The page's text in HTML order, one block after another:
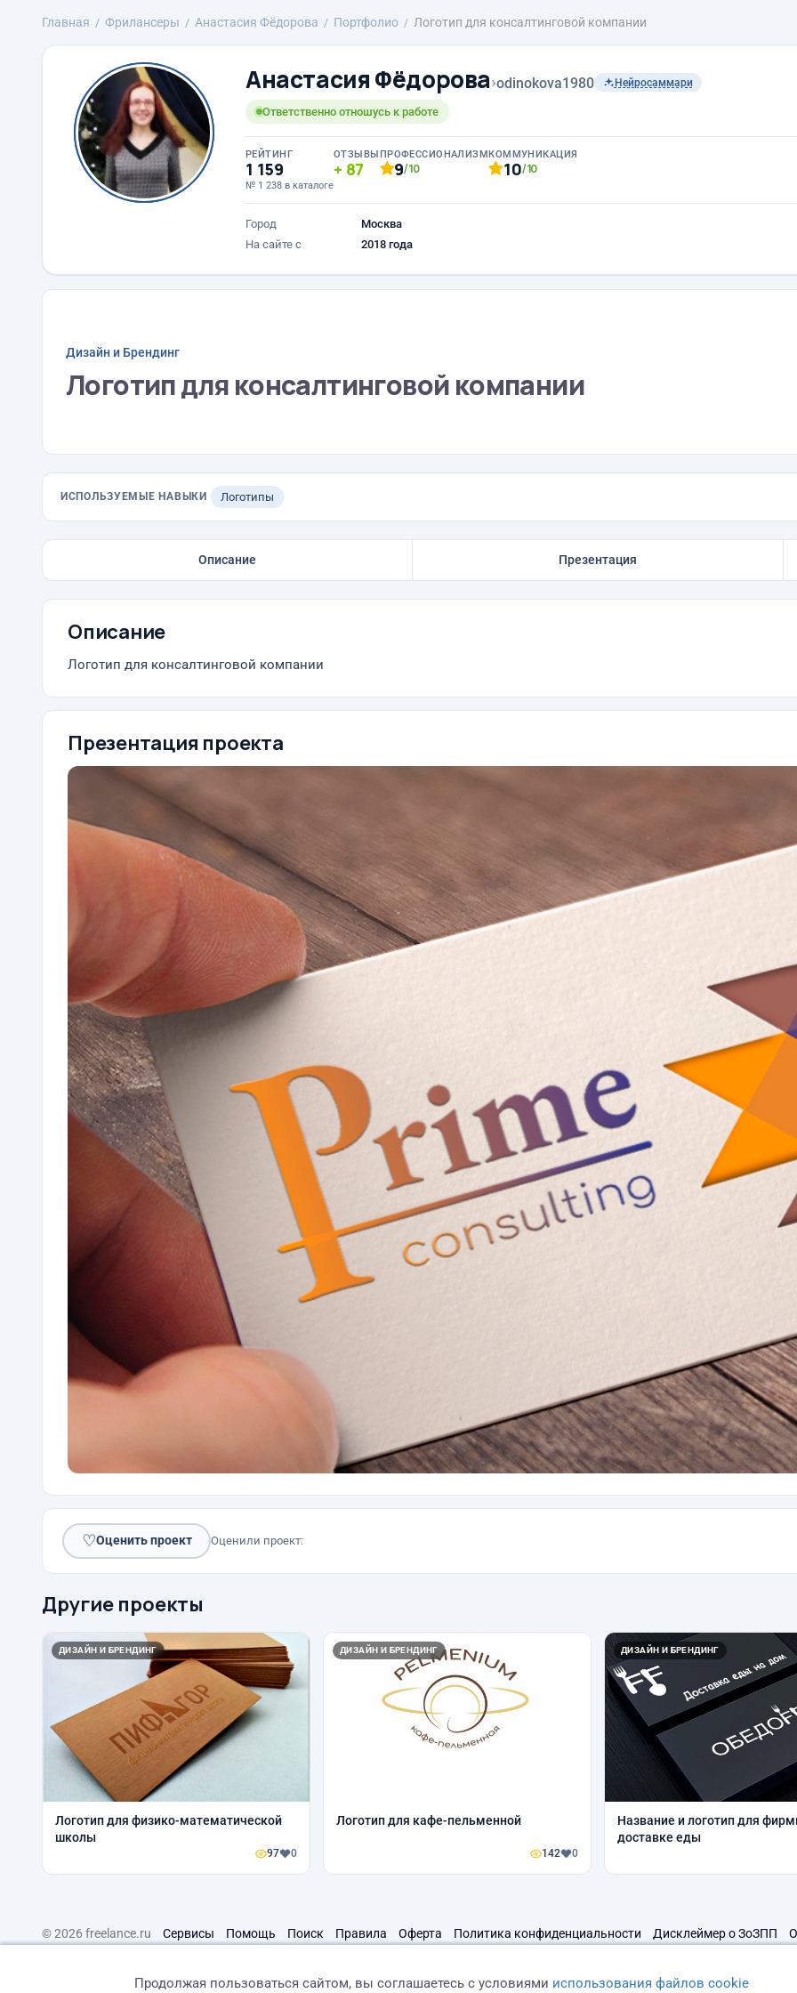
Главная Фрилансеры Анастасия Фёдорова Портфолио Логотип для консалтинговой компании
Анастасия Фёдорова›odinokova1980 Нейросаммари
Ответственно отношусь к работе
РЕЙТИНГ
1 159
№ 1 238 в каталоге
ОТЗЫВЫ
87
ПРОФЕССИОНАЛИЗМ
9/10
КОММУНИКАЦИЯ
10/10
Город
Москва
На сайте с
2018 года
Дизайн и Брендинг
Логотип для консалтинговой компании
ИСПОЛЬЗУЕМЫЕ НАВЫКИ Логотипы
Описание Презентация
Описание
Логотип для консалтинговой компании
Презентация проекта
♡Оценить проект Оценили проект:
Другие проекты
ДИЗАЙН И БРЕНДИНГ
Логотип для физико-математической
школы
97 0
ДИЗАЙН И БРЕНДИНГ
Логотип для кафе-пельменной
142 0
ДИЗАЙН И БРЕНДИНГ
Название и логотип для
доставке еды
© 2026 freelance.ru Сервисы Помощь Поиск Правила Оферта Политика конфиденциальности Дисклеймер о ЗоЗПП
Продолжая пользоваться сайтом, вы соглашаетесь с условиями использования файлов cookie